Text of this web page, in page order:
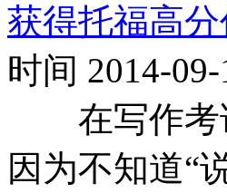
获得托福高
时间 2014-09-
在写作考
因为不知道“